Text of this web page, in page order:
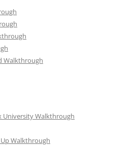
Walkthrough
University Walkthrough
Walkthrough